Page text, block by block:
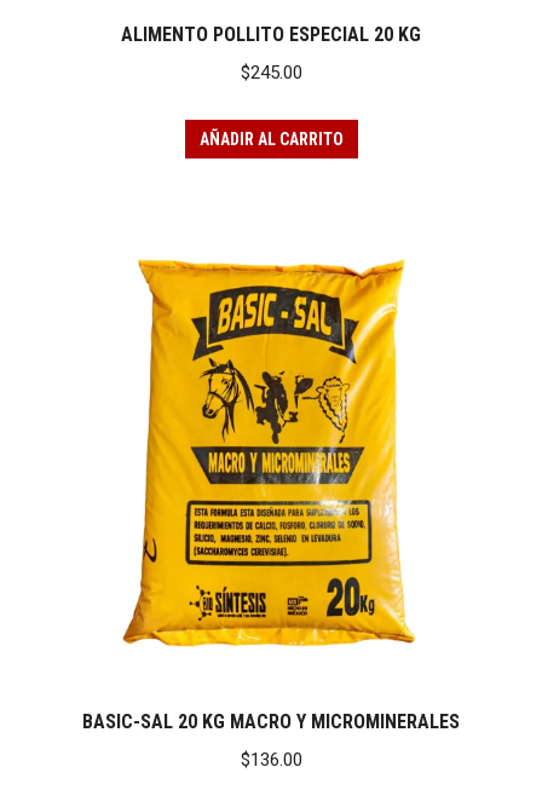
ALIMENTO POLLITO ESPECIAL 20 KG
$245.00
AÑADIR AL CARRITO
BASIC-SAL 20 KG MACRO Y MICROMINERALES
$136.00